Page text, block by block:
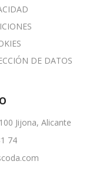
DE DATOS
Jijona, Alicante
74